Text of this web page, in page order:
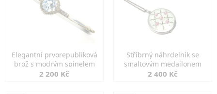
Elegantní prvorepubliková
brož s modrým spinelem
2 200 Kč
Stříbrný náhrdelník se
smaltovým medailonem
2 400 Kč